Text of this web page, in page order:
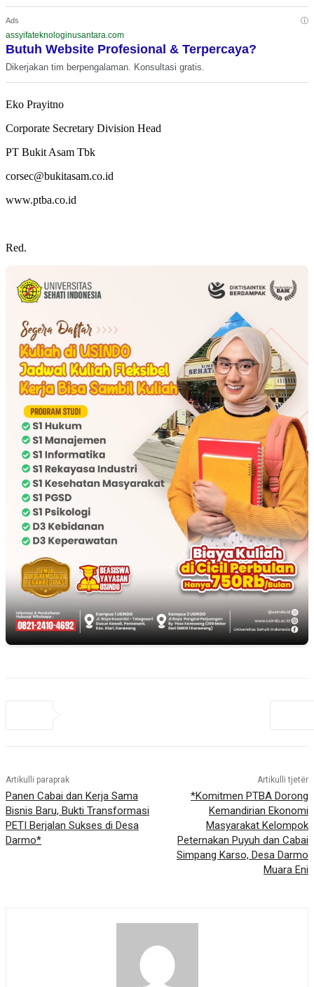
Ads ⓘ
assyifateknologinusantara.com
Butuh Website Profesional & Terpercaya?
Dikerjakan tim berpengalaman. Konsultasi gratis.
Eko Prayitno
Corporate Secretary Division Head
PT Bukit Asam Tbk
corsec@bukitasam.co.id
www.ptba.co.id
Red.
Artikulli paraprak
Panen Cabai dan Kerja Sama
Bisnis Baru, Bukti Transformasi
PETI Berjalan Sukses di Desa
Darmo*
Artikulli tjetër
*Komitmen PTBA Dorong
Kemandirian Ekonomi
Masyarakat Kelompok
Peternakan Puyuh dan Cabai
Simpang Karso, Desa Darmo
Muara Eni